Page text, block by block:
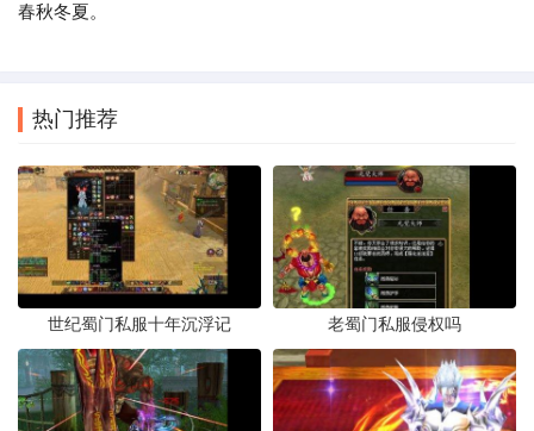
春秋冬夏。
热门推荐
世纪蜀门私服十年沉浮记 老蜀门私服侵权吗